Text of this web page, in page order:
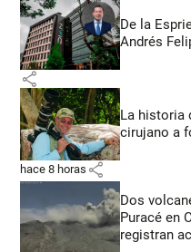
De la
Andrés
share
La historia
cirujano a
hace 8 horas share
Dos
Puracé en
registran